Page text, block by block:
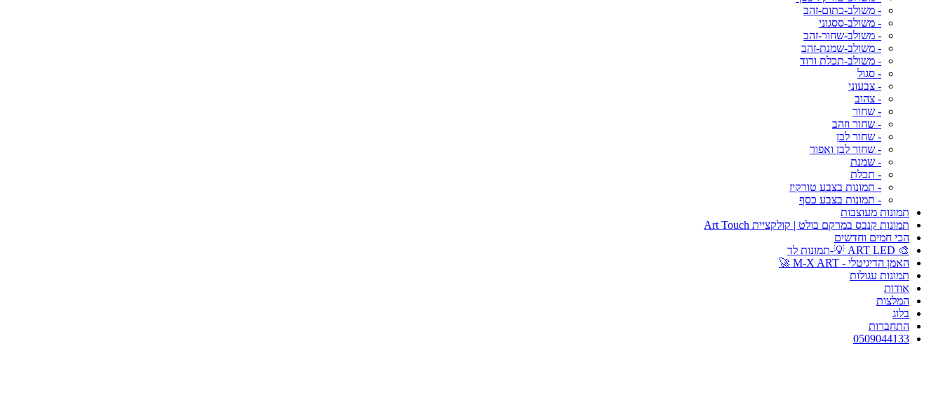
- משולב-כתום-זהב
- משולב-ססגוני
- משולב-שחור-זהב
- משולב-שמנת-זהב
- משולב-תכלת ורוד
- סגול
- צבעוני
- צהוב
- שחור
- שחור וזהב
- שחור לבן
- שחור לבן ואפור
- שמנת
- תכלת
- תמונות בצבע טורקיז
- תמונות בצבע כסף
תמונות מעוצבות
תמונות קנבס במרקם בולט | קולקציית Art Touch
הכי חמים וחדשים
🎨 ART LED 💡-תמונות לד
האמן הדיגיטלי - M-X ART 🚀
תמונות עגולות
אודות
המלצות
בלוג
התחברות
0509044133